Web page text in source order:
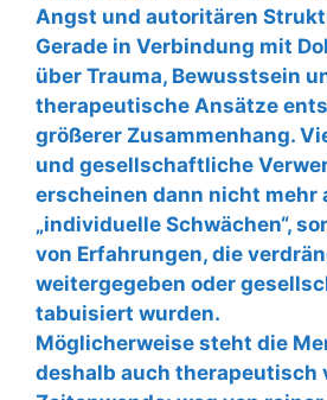
Angst und autoritären
Gerade in Verbindung mit
über Trauma, Bewusstsein
therapeutische Ansätze
größerer Zusammenhang.
und gesellschaftliche
erscheinen dann nicht mehr
„individuelle Schwächen“,
von Erfahrungen, die
weitergegeben oder
tabuisiert wurden.
Möglicherweise steht die
deshalb auch therapeutisch